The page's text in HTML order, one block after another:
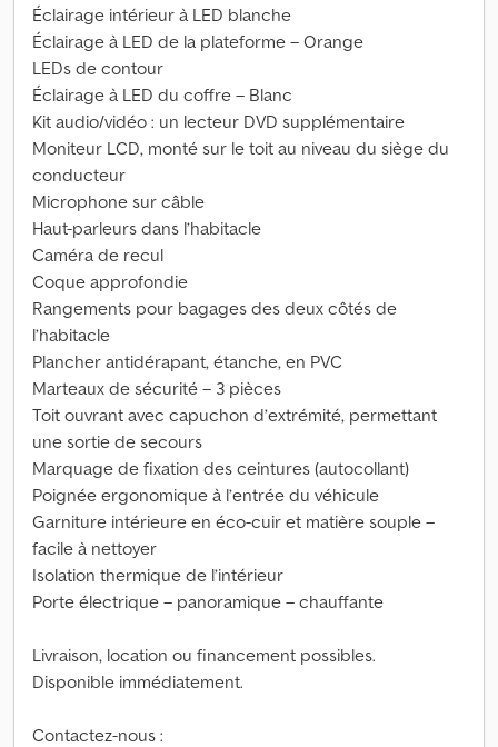
Éclairage intérieur à LED blanche
Éclairage à LED de la plateforme – Orange
LEDs de contour
Éclairage à LED du coffre – Blanc
Kit audio/vidéo : un lecteur DVD supplémentaire
Moniteur LCD, monté sur le toit au niveau du siège du
conducteur
Microphone sur câble
Haut-parleurs dans l’habitacle
Caméra de recul
Coque approfondie
Rangements pour bagages des deux côtés de
l’habitacle
Plancher antidérapant, étanche, en PVC
Marteaux de sécurité – 3 pièces
Toit ouvrant avec capuchon d’extrémité, permettant
une sortie de secours
Marquage de fixation des ceintures (autocollant)
Poignée ergonomique à l’entrée du véhicule
Garniture intérieure en éco-cuir et matière souple –
facile à nettoyer
Isolation thermique de l’intérieur
Porte électrique – panoramique – chauffante
Livraison, location ou financement possibles.
Disponible immédiatement.
Contactez-nous :